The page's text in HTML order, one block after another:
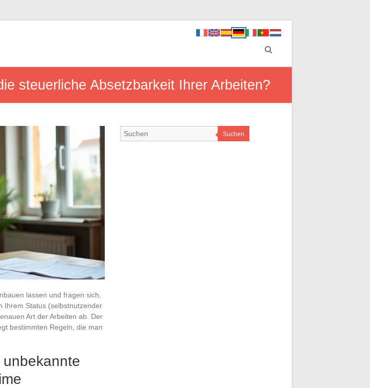
steuerliche Absetzbarkeit Ihrer Arbeiten?
lassen und fragen sich,
Ihrem Status (selbstnutzender
Art der Arbeiten ab. Der
bestimmten Regeln, die man
Suchen